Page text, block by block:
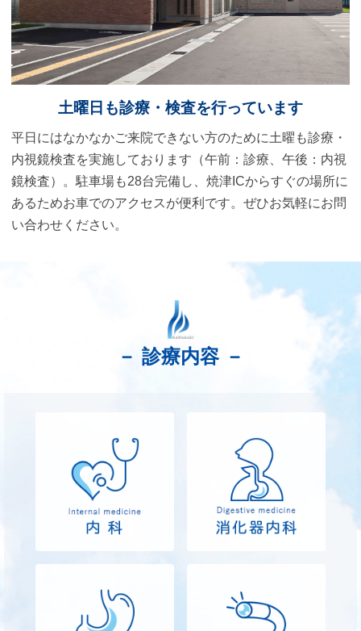
また、当院にて初めて接種をご希望の場合は直接窓
口でのご予約をお願い致します。
インターネットでのご予約は承っておりませんので
ご了承ください。
ワクチンの種類についてですが、～4/16まではモデ
ルナ製、4/18～ファイザー製の接種になります。
4/7より、ファイザー製ワクチンでの予約が開始にな
りました。何卒よろしくお願い致します。
2022.04.01
初診の方のご予約について
日頃より当院をご利用いただき、誠にありがとうご
誠に恐れ入りますが、ご理解のほど、何卒よろしく
特定健診をご希望の方はお電話にてお問い合わせく
ださい。054-629-4976
2020.05.23
患者様へのお願い
スクの着用を、すべての来院患者様には手洗いをお
願い申し上げます。
土曜日も診療・検査を行っています
平日にはなかなかご来院できない方のために土曜も診療・
内視鏡検査を実施しております（午前：診療、午後：内視
鏡検査）。駐車場も28台完備し、焼津ICからすぐの場所に
あるためお車でのアクセスが便利です。ぜひお気軽にお問
い合わせください。
－ 診療内容 －